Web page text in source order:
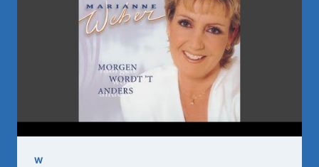
EEN
MENS
NOG
TE
WENSEN
(OFFICIËLE
W